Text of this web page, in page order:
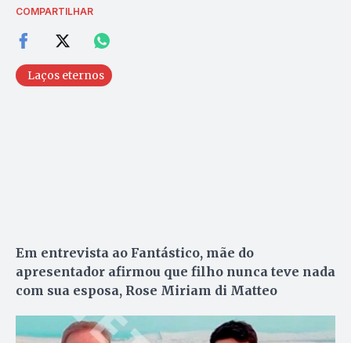
COMPARTILHAR
Laços eternos
Em entrevista ao Fantástico, mãe do
apresentador afirmou que filho nunca teve nada
com sua esposa, Rose Miriam di Matteo